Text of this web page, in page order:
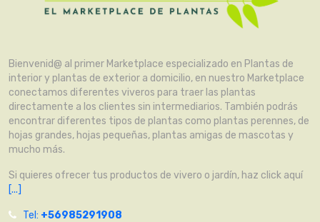
Bienvenid@ al primer Marketplace especializado en Plantas de
interior y plantas de exterior a domicilio, en nuestro Marketplace
conectamos diferentes viveros para traer las plantas
directamente a los clientes sin intermediarios. También podrás
encontrar diferentes tipos de plantas como plantas perennes, de
hojas grandes, hojas pequeñas, plantas amigas de mascotas y
mucho más.
Si quieres ofrecer tus productos de vivero o jardín, haz click aquí
[...]
Tel: +56985291908